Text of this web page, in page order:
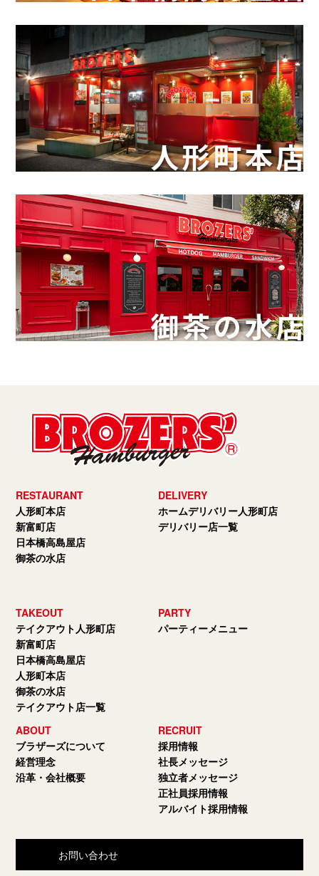
RESTAURANT
人形町本店
新富町店
日本橋高島屋店
御茶の水店
DELIVERY
ホームデリバリー人形町店
デリバリー店一覧
TAKEOUT
テイクアウト人形町店
新富町店
日本橋高島屋店
人形町本店
御茶の水店
テイクアウト店一覧
PARTY
パーティーメニュー
ABOUT
ブラザーズについて
経営理念
沿革・会社概要
RECRUIT
採用情報
社長メッセージ
独立者メッセージ
正社員採用情報
アルバイト採用情報
お問い合わせ